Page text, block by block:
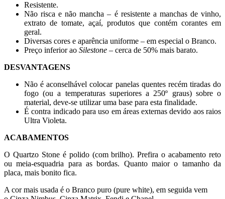
Resistente.
Não risca e não mancha – é resistente a manchas de vinho,
extrato de tomate, açaí, produtos que contém corantes em
geral.
Diversas cores e aparência uniforme – em especial o Branco.
Preço inferior ao Silestone – cerca de 50% mais barato.
DESVANTAGENS
Não é aconselhável colocar panelas quentes recém tiradas do
fogo (ou a temperaturas superiores a 250º graus) sobre o
material, deve-se utilizar uma base para esta finalidade.
É contra indicado para uso em áreas externas devido aos raios
Ultra Violeta.
ACABAMENTOS
O Quartzo Stone é polido (com brilho). Prefira o acabamento reto
ou meia-esquadria para as bordas. Quanto maior o tamanho da
placa, mais bonito fica.
A cor mais usada é o Branco puro (pure white), em seguida vem